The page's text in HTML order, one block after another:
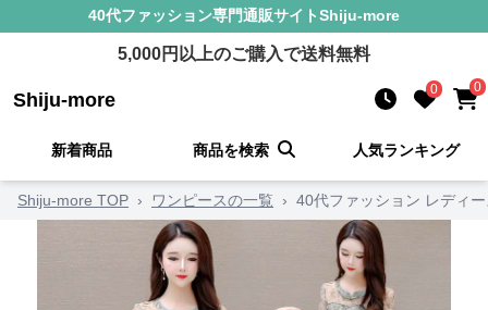
40代ファッション専門通販サイトShiju-more
5,000円以上のご購入で送料無料
Shiju-more 0 0
新着商品 商品を検索 人気ランキング
Shiju-more TOP › ワンピースの一覧 › 40代ファッション レディ